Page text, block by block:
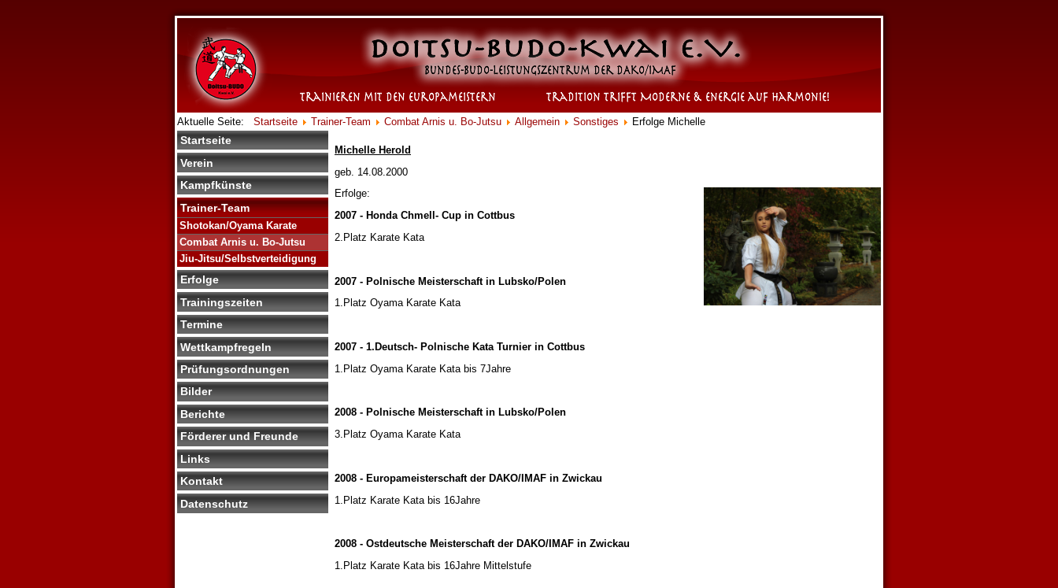
Aktuelle Seite: Startseite Trainer-Team Combat Arnis u. Bo-Jutsu Allgemein Sonstiges Erfolge Michelle
Startseite
Verein
Kampfkünste
Trainer-Team
Shotokan/Oyama Karate
Combat Arnis u. Bo-Jutsu
Jiu-Jitsu/Selbstverteidigung
Erfolge
Trainingszeiten
Termine
Wettkampfregeln
Prüfungsordnungen
Bilder
Berichte
Förderer und Freunde
Links
Kontakt
Datenschutz
Michelle Herold
geb. 14.08.2000
Erfolge:
2007 - Honda Chmell- Cup in Cottbus
2.Platz Karate Kata
2007 - Polnische Meisterschaft in Lubsko/Polen
1.Platz Oyama Karate Kata
2007 - 1.Deutsch- Polnische Kata Turnier in Cottbus
1.Platz Oyama Karate Kata bis 7Jahre
2008 - Polnische Meisterschaft in Lubsko/Polen
3.Platz Oyama Karate Kata
2008 - Europameisterschaft der DAKO/IMAF in Zwickau
1.Platz Karate Kata bis 16Jahre
2008 - Ostdeutsche Meisterschaft der DAKO/IMAF in Zwickau
1.Platz Karate Kata bis 16Jahre Mittelstufe